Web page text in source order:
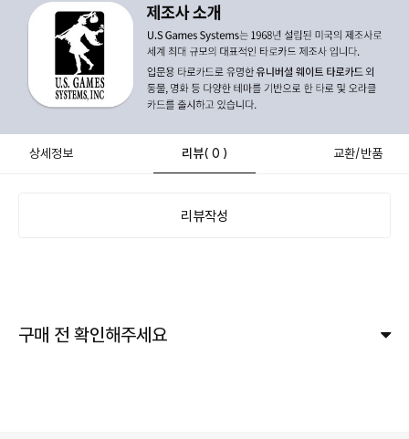
상세정보 리뷰( 0 ) 교환/반품
리뷰작성
구매 전 확인해주세요